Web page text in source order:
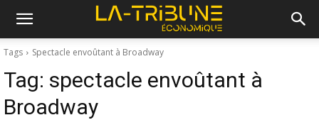
Tags Spectacle envoûtant à Broadway
Tag: spectacle envoûtant à
Broadway